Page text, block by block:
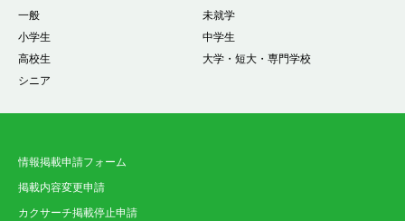
一般
未就学
小学生
中学生
高校生
大学・短大・専門学校
シニア
情報掲載申請フォーム
掲載内容変更申請
カクサーチ掲載停止申請